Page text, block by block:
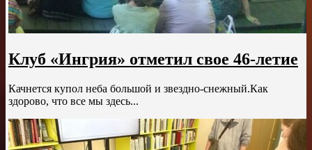
Клуб «Ингрия» отметил свое 46-летие
Качнется купол неба большой и звездно-снежный.Как
здорово, что все мы здесь...